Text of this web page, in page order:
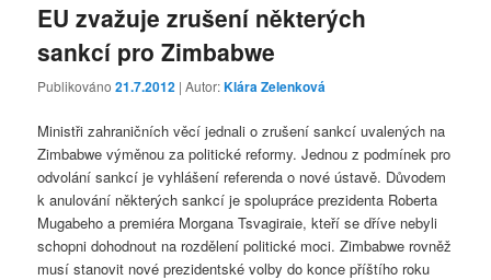
EU zvažuje zrušení některých
sankcí pro Zimbabwe
Publikováno21.7.2012 | Autor:Klára Zelenková
Ministři zahraničních věcí jednali o zrušení sankcí uvalených na
Zimbabwe výměnou za politické reformy. Jednou z podmínek pro
odvolání sankcí je vyhlášení referenda o nové ústavě. Důvodem
k anulování některých sankcí je spolupráce prezidenta Roberta
Mugabeho a premiéra Morgana Tsvagiraie, kteří se dříve nebyli
schopni dohodnout na rozdělení politické moci. Zimbabwe rovněž
musí stanovit nové prezidentské volby do konce příštího roku